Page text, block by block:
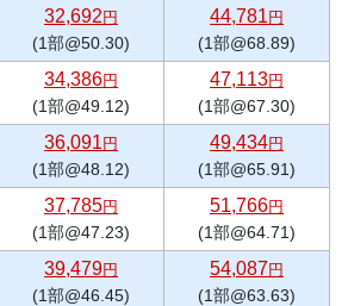
32,692 円
(1部@50.30)
44,781 円
(1部@68.89)
34,386円
(1部@49.12)
47,113円
(1部@67.30)
36,091 円
(1部@48.12)
49,434円
(1部@65.91)
37,785円
(1部@47.23)
51,766円
(1部@64.71)
39,479円
(1部@46.45)
54,087円
(1部@63.63)